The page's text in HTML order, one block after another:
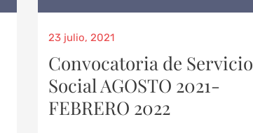
23 julio, 2021
Convocatoria de Servicio
Social AGOSTO 2021-
FEBRERO 2022